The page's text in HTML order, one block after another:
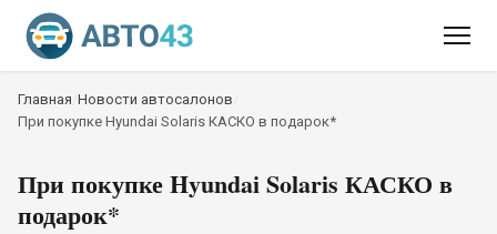
Главная Новости автосалонов
При покупке Hyundai Solaris КАСКО в подарок*
При покупке Hyundai Solaris КАСКО в
подарок*